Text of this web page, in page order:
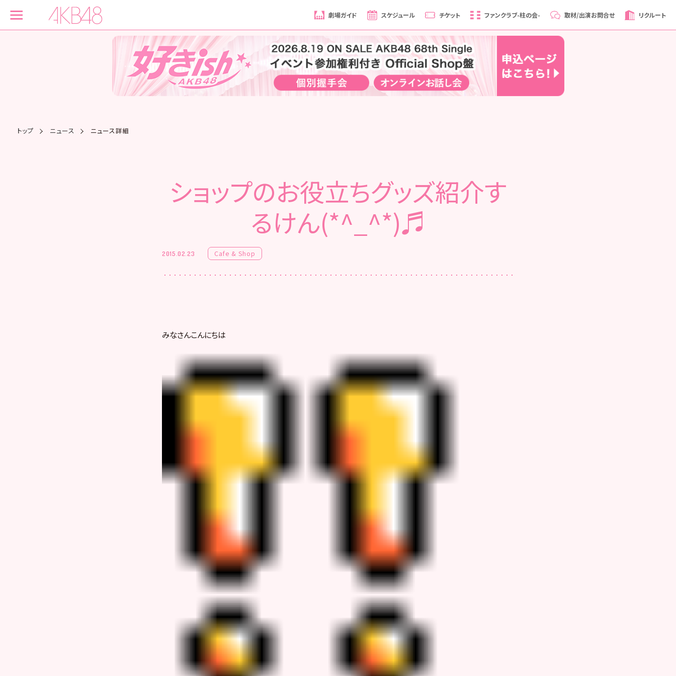
劇場ガイド スケジュール チケット ファンクラブ-柱の会- 取材/出演お問合せ リクルート
トップ ニュース ニュース詳細
ショップのお役立ちグッズ紹介す
るけん(*^_^*)♬
2015.02.23 Cafe & Shop
みなさんこんにちは